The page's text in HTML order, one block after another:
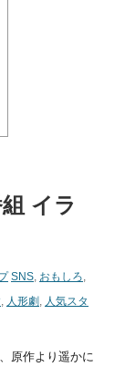
イラ
SNS, おもしろ,
, 人形劇 , 人気スタ
原作より遥かに